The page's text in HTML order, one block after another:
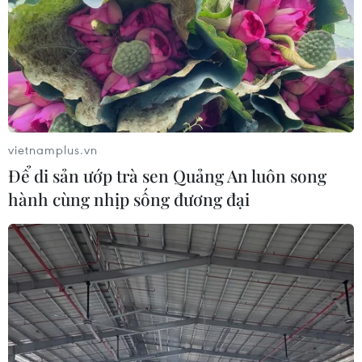
Giá gạo đồ xuất khẩu của Ấn Độ tiếp tục
tăng lên mức cao kỷ lục
03/02/2024 12:59
Giá gạo đồ 5% tấm của nhà xuất khẩu hàng đầu Ấn
Độ được chào bán ở mức cao kỷ lục 537-546 USD/tấn
trong tuần này, tăng so với mức 533-542 USD/tấn trong
tuần trước.
vietnamplus.vn
Để di sản ướp trà sen Quảng An luôn song
hành cùng nhịp sống đương đại